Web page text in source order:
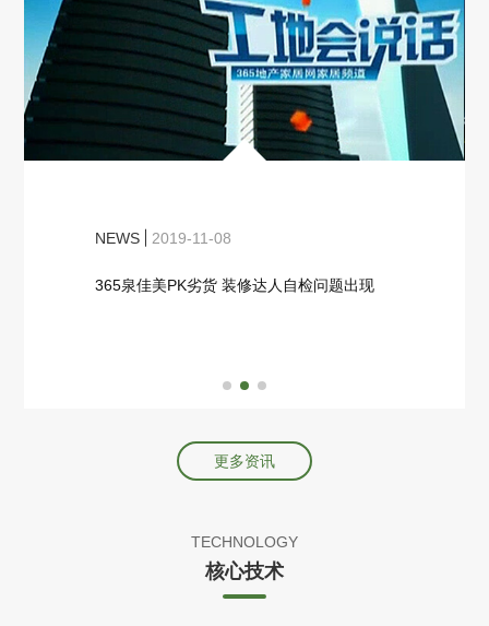
NEWS 2019-11-08
365泉佳美PK劣货 装修达人自检问题出现
更多资讯
TECHNOLOGY
核心技术